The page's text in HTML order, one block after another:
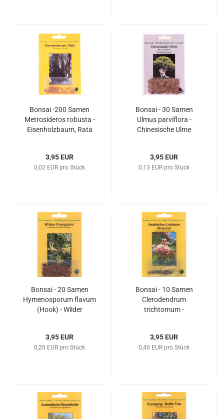
Bonsai -200 Samen
Metrosideros robusta -
Eisenholzbaum, Rata
3,95 EUR
0,02 EUR pro Stück
Bonsai - 30 Samen
Ulmus parviflora -
Chinesische Ulme
3,95 EUR
0,13 EUR pro Stück
Bonsai - 20 Samen
Hymenosporum flavum
(Hook) - Wilder
3,95 EUR
0,20 EUR pro Stück
Bonsai - 10 Samen
Clerodendrum
trichtomum -
3,95 EUR
0,40 EUR pro Stück